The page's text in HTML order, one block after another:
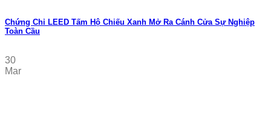
Chứng Chỉ LEED Tấm Hộ Chiếu Xanh Mở Ra Cánh Cửa Sự Nghiệp
Toàn Cầu
30
Mar